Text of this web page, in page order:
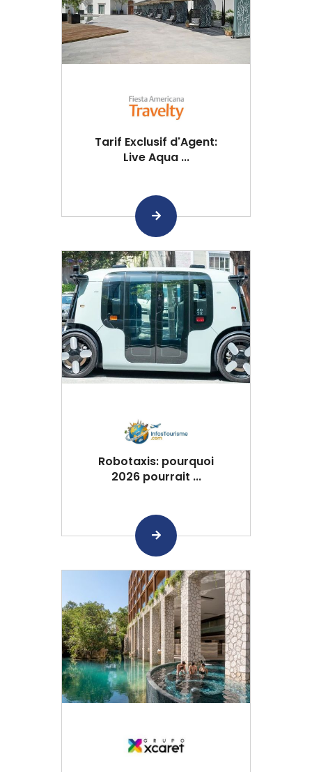
Tarif Exclusif d'Agent:
Live Aqua ...
Robotaxis: pourquoi
2026 pourrait ...